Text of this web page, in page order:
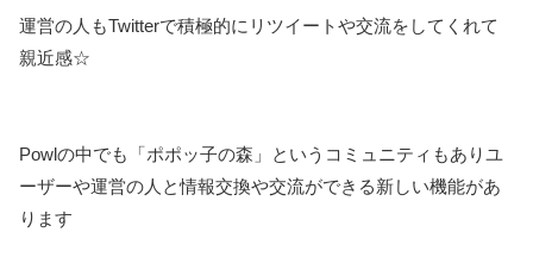
運営の人もTwitterで積極的にリツイートや交流をしてくれて
親近感☆
Powlの中でも「ポポッ子の森」というコミュニティもありユ
ーザーや運営の人と情報交換や交流ができる新しい機能があ
ります